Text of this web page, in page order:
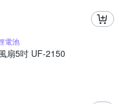
電池
扇5吋 UF-2150